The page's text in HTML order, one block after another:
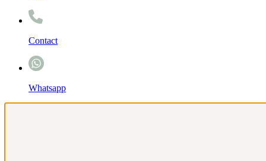
Contact
Whatsapp